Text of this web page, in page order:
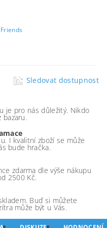
Sledovat dostupnost
je pro nás důležitý. Nikdo
bazaru.
I kvalitní zboží se může
bude hračka.
zdarma dle výše nákupu
2500 Kč.
Buď si můžete
může být u Vás.